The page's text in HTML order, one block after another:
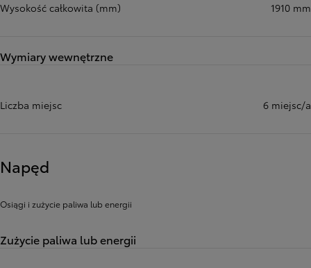
Wysokość całkowita (mm) 1910 mm
Wymiary wewnętrzne
Liczba miejsc 6 miejsc/a
Napęd
Osiągi i zużycie paliwa lub energii
Zużycie paliwa lub energii